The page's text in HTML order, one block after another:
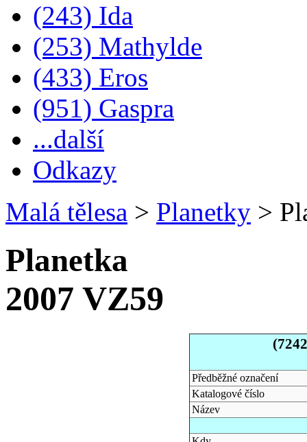
(243) Ida
(253) Mathylde
(433) Eros
(951) Gaspra
...další
Odkazy
Malá tělesa > Planetky >
Planetka
2007 VZ59
Předběžné označení
Katalogové číslo
Název